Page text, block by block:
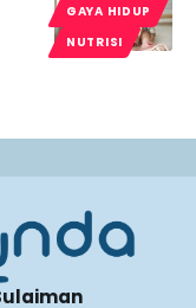
GAYA HIDUP
NUTRISI